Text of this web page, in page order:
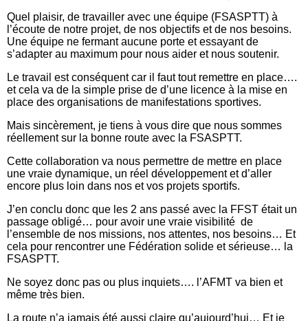
Quel plaisir, de travailler avec une équipe (FSASPTT) à
l’écoute de notre projet, de nos objectifs et de nos besoins.
Une équipe ne fermant aucune porte et essayant de
s’adapter au maximum pour nous aider et nous soutenir.
Le travail est conséquent car il faut tout remettre en place….
et cela va de la simple prise de d’une licence à la mise en
place des organisations de manifestations sportives.
Mais sincèrement, je tiens à vous dire que nous sommes
réellement sur la bonne route avec la FSASPTT.
Cette collaboration va nous permettre de mettre en place
une vraie dynamique, un réel développement et d’aller
encore plus loin dans nos et vos projets sportifs.
J’en conclu donc que les 2 ans passé avec la FFST était un
passage obligé… pour avoir une vraie visibilité de
l’ensemble de nos missions, nos attentes, nos besoins… Et
cela pour rencontrer une Fédération solide et sérieuse… la
FSASPTT.
Ne soyez donc pas ou plus inquiets…. l’AFMT va bien et
même très bien.
La route n’a jamais été aussi claire qu’aujourd’hui… Et je